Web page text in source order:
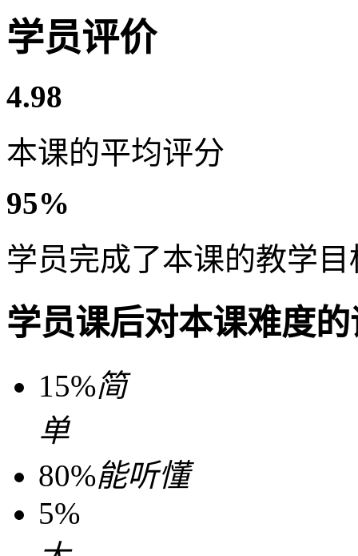
学员评价
4.98
本课的平均评分
95%
学员完成了本课的教学目
学员课后对本课难度
15%简
单
80%能听懂
5%